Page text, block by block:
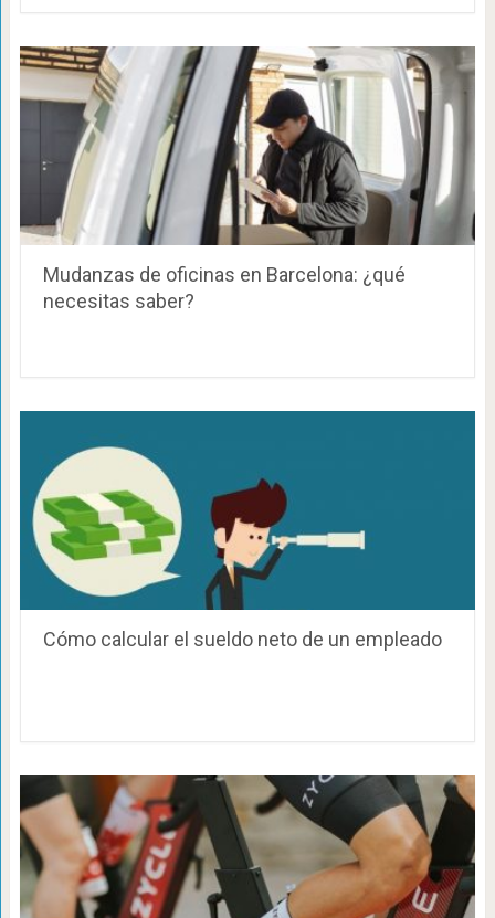
Mudanzas de oficinas en Barcelona: ¿qué
necesitas saber?
Cómo calcular el sueldo neto de un empleado